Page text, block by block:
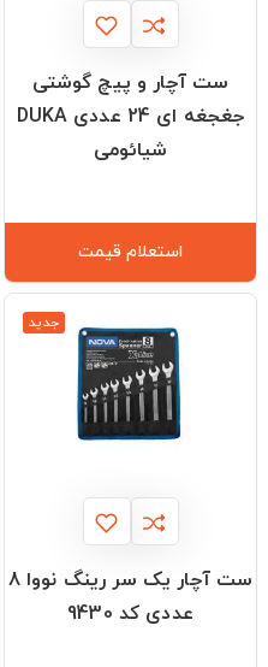
ست آچار و پیچ گوشتی
جغجغه ای 24 عددی DUKA
شیائومی
استعلام قیمت
جدید
ست آچار یک سر رینگ نووا 8
عددی کد 9430